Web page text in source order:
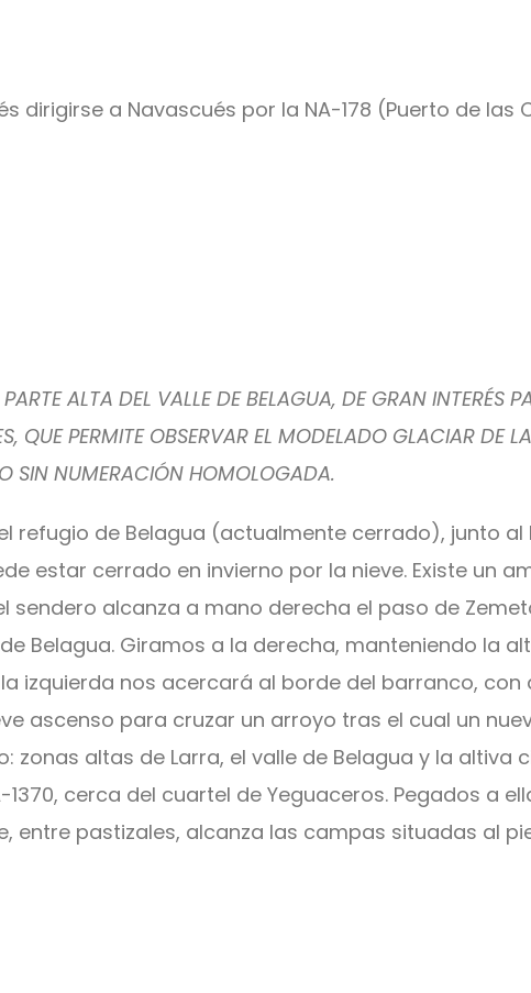
dirigirse a Navascués por la NA-178 (Puerto de
ALTA DEL VALLE DE BELAGUA, DE GRAN INTERÉS
QUE PERMITE OBSERVAR EL MODELADO GLACIAR DE
SIN NUMERACIÓN HOMOLOGADA.
refugio de Belagua (actualmente cerrado), junto al
estar cerrado en invierno por la nieve. Existe un
sendero alcanza a mano derecha el paso de
Belagua. Giramos a la derecha, manteniendo la
izquierda nos acercará al borde del barranco, con
ascenso para cruzar un arroyo tras el cual un
altas de Larra, el valle de Belagua y la altiva
cerca del cuartel de Yeguaceros. Pegados a
entre pastizales, alcanza las campas situadas al